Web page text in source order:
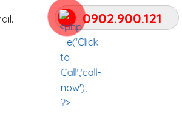
0902.900.121